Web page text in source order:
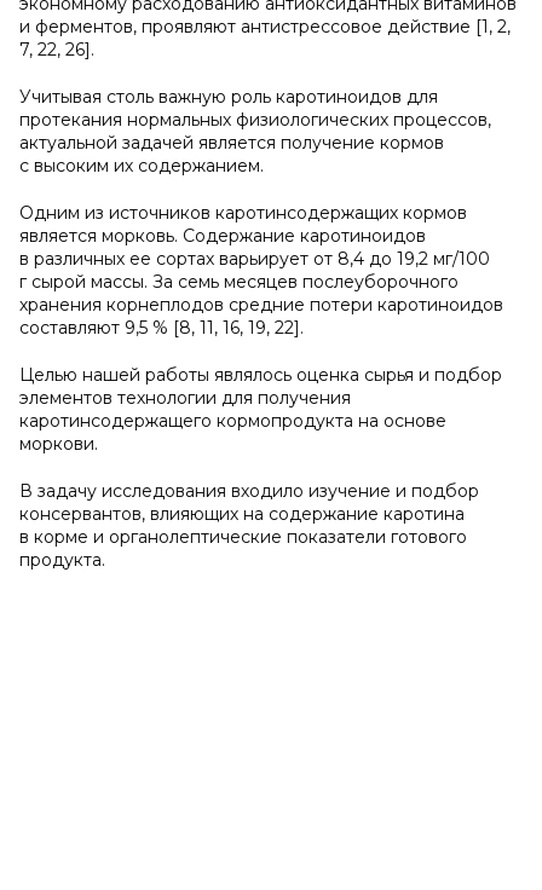
и ферментов, проявляют антистрессовое действие [1, 2,
7, 22, 26].
Учитывая столь важную роль каротиноидов для
протекания нормальных физиологических процессов,
актуальной задачей является получение кормов
с высоким их содержанием.
Одним из источников каротинсодержащих кормов
является морковь. Содержание каротиноидов
в различных ее сортах варьирует от 8,4 до 19,2 мг/100
г сырой массы. За семь месяцев послеуборочного
хранения корнеплодов средние потери каротиноидов
составляют 9,5 % [8, 11, 16, 19, 22].
Целью нашей работы являлось оценка сырья и подбор
элементов технологии для получения
каротинсодержащего кормопродукта на основе
моркови.
В задачу исследования входило изучение и подбор
консервантов, влияющих на содержание каротина
в корме и органолептические показатели готового
продукта.